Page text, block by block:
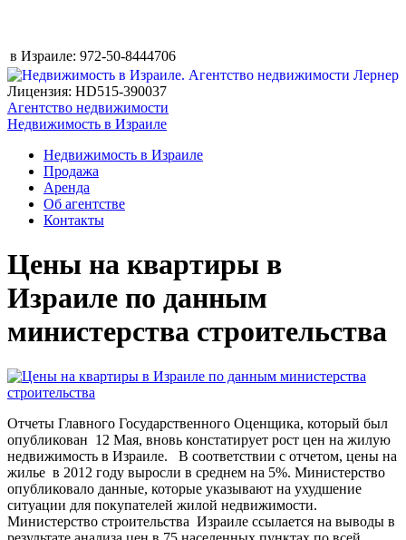
в Израиле: 972-50-8444706
Лицензия: HD515-390037
Агентство недвижимости
Недвижимость в Израиле
Недвижимость в Израиле
Продажа
Аренда
Об агентстве
Контакты
Цены на квартиры в
Израиле по данным
министерства строительства
Отчеты Главного Государственного Оценщика, который был
опубликован 12 Мая, вновь констатирует рост цен на жилую
недвижимость в Израиле. В соответствии с отчетом, цены на
жилье в 2012 году выросли в среднем на 5%. Министерство
опубликовало данные, которые указывают на ухудшение
ситуации для покупателей жилой недвижимости.
Министерство строительства Израиле ссылается на выводы в